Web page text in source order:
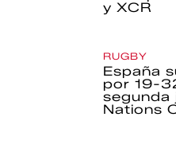
y XCR
RUGBY
España
por 19-
segunda
Nations